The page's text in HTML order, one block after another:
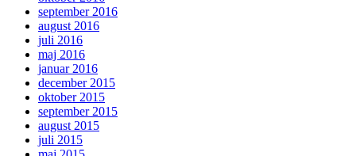
september 2016
august 2016
juli 2016
maj 2016
januar 2016
december 2015
oktober 2015
september 2015
august 2015
juli 2015